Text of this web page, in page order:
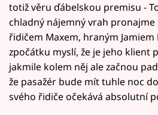
totiž věru ďábelskou premisu -
chladný nájemný vrah pronajme
řidičem Maxem, hraným Jamiem
zpočátku myslí, že je jeho klient
jakmile kolem něj ale začnou
že pasažér bude mít tuhle noc
svého řidiče očekává absolutní